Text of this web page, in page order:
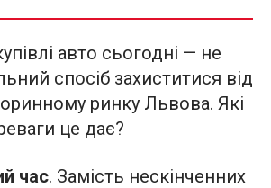
авто сьогодні — не
спосіб захиститися від
ринку Львова. Які
це дає?
час. Замість нескінченних